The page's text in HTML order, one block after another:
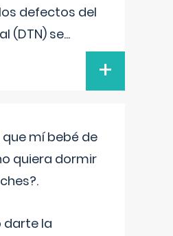
defectos del
(DTN) se...
+
que mí bebé de
quiera dormir
la